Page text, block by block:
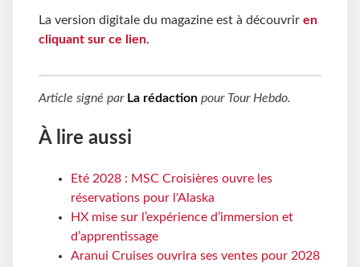
La version digitale du magazine est à découvrir en
cliquant sur ce lien.
Article signé par La rédaction pour Tour Hebdo.
À lire aussi
Eté 2028 : MSC Croisières ouvre les
réservations pour l'Alaska
HX mise sur l’expérience d’immersion et
d’apprentissage
Aranui Cruises ouvrira ses ventes pour 2028